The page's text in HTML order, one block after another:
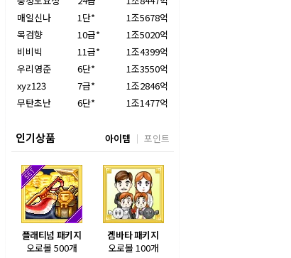
매일신나
1단*
1조5678억
목검향
10급*
1조5020억
비비빅
11급*
1조4399억
우리영준
6단*
1조3550억
xyz123
7급*
1조2846억
무탄초난
6단* 1조1477억
인기상품 아이템 포인트
플래티넘 패키지
오로볼 500개
겜바타 패키지
오로볼 100개